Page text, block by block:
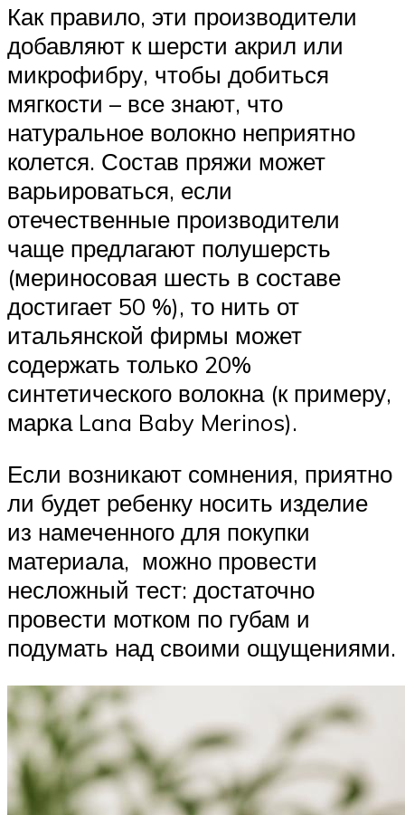
Как правило, эти производители
добавляют к шерсти акрил или
микрофибру, чтобы добиться
мягкости – все знают, что
натуральное волокно неприятно
колется. Состав пряжи может
варьироваться, если
отечественные производители
чаще предлагают полушерсть
(мериносовая шесть в составе
достигает 50 %), то нить от
итальянской фирмы может
содержать только 20%
синтетического волокна (к примеру,
марка Lana Baby Merinos).
Если возникают сомнения, приятно
ли будет ребенку носить изделие
из намеченного для покупки
материала, можно провести
несложный тест: достаточно
провести мотком по губам и
подумать над своими ощущениями.